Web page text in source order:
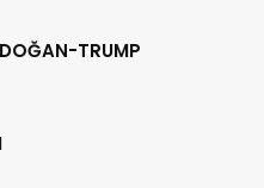
TRUMP